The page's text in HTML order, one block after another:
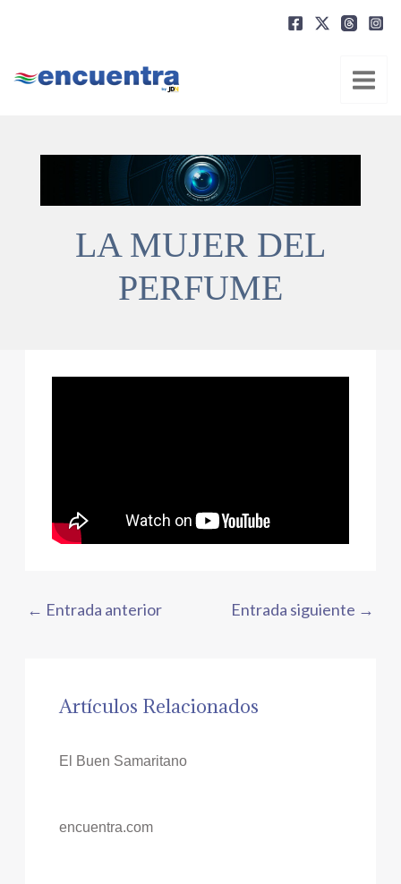
LA MUJER DEL
PERFUME
← Entrada anterior Entrada siguiente →
Artículos Relacionados
El Buen Samaritano
encuentra.com